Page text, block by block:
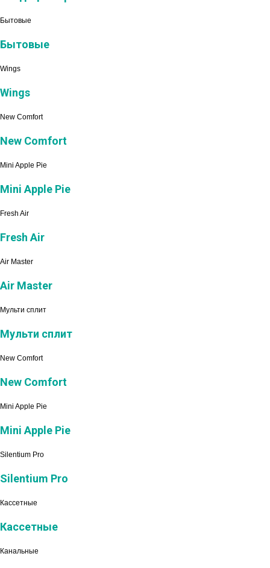
Бытовые
Бытовые
Wings
Wings
New Comfort
New Comfort
Mini Apple Pie
Mini Apple Pie
Fresh Air
Fresh Air
Air Master
Air Master
Мульти сплит
Мульти сплит
New Comfort
New Comfort
Mini Apple Pie
Mini Apple Pie
Silentium Pro
Silentium Pro
Кассетные
Кассетные
Канальные